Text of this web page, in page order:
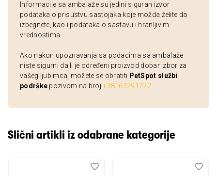
Informacije sa ambalaže su jedini siguran izvor
podataka o prisustvu sastojaka koje možda želite da
izbegnete, kao i podataka o sastavu i hranljivim
vrednostima.
Ako nakon upoznavanja sa podacima sa ambalaže
niste sigurni da li je određeni proizvod dobar izbor za
vašeg ljubimca, možete se obratiti PetSpot službi
podrške pozivom na broj+38163291722
Slični artikli iz odabrane kategorije
Dodaj
Uporedi